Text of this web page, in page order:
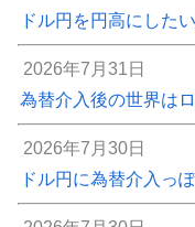
ドル円を円高にした
2026年7月31日
為替介入後の世界は
2026年7月30日
ドル円に為替介入っ